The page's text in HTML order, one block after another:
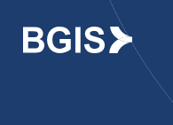
Aller au contenu